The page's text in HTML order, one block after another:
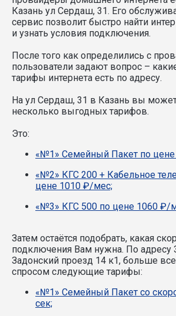
Казань ул Сердаш, 31. Его
сервис позволит быстро найти
и узнать условия подключения.
После того как определились с
пользователи задают вопрос –
тарифы интернета есть по адресу.
На ул Сердаш, 31 в Казань вы
несколько выгодных тарифов.
Это:
«№1» Семейный Пакет по
«№2» КГС 200 + Кабельное
цене 1010 ₽/мес;
«№3» КГС 500 по цене 1060 ₽/
Затем остаётся подобрать, какая
подключения Вам нужна. По адресу
Задонский проезд 14 к1, больше
спросом следующие тарифы:
«№1» Семейный Пакет со
сек;